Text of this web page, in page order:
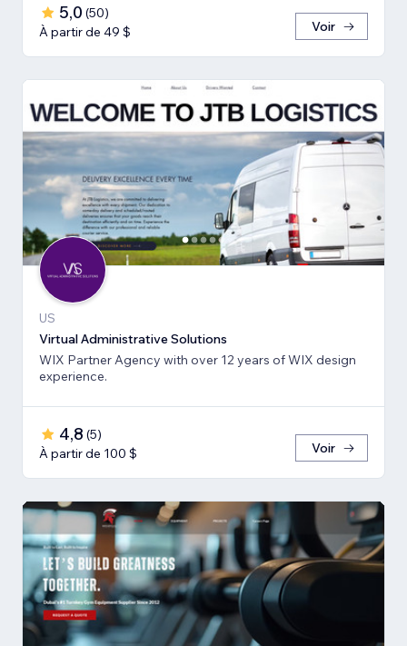
5,0 (50)
À partir de 49 $
Voir
US
Virtual Administrative Solutions
WIX Partner Agency with over 12 years of WIX design
experience.
4,8 (5)
À partir de 100 $
Voir